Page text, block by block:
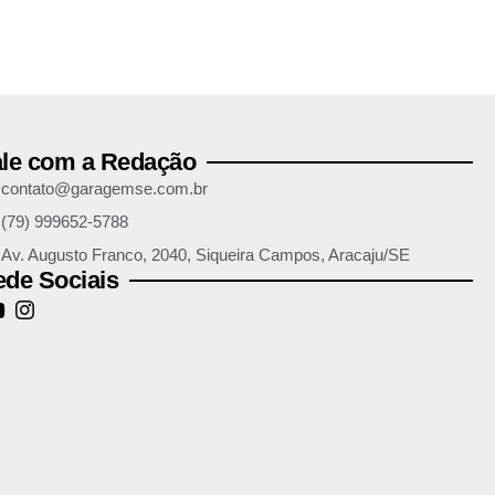
com a Redação
contato@garagemse.com.br
(79) 999652-5788
Av. Augusto Franco, 2040, Siqueira Campos, Aracaju/SE
Sociais